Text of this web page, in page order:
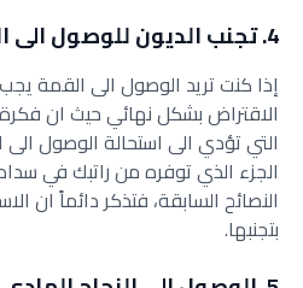
4. تجنب الديون للوصول الى النجاح المالي
إذا كنت تريد الوصول الى القمة
الاقتراض بشكل نهائي حيث ان فكرة
التي تؤدي الى استحالة الوصول
الجزء الذي توفره من راتبك في
النصائح السابقة، فتذكر دائماً ان
بتجنبها.